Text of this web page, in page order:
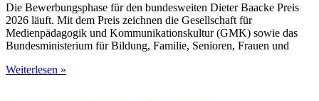
Die Bewerbungsphase für den bundesweiten Dieter Baacke Preis
2026 läuft. Mit dem Preis zeichnen die Gesellschaft für
Medienpädagogik und Kommunikationskultur (GMK) sowie das
Bundesministerium für Bildung, Familie, Senioren, Frauen und
Weiterlesen »